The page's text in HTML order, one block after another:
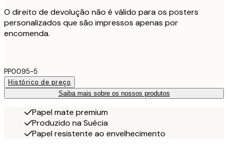
O direito de devolução não é válido para os posters
personalizados que são impressos apenas por
encomenda.
PP0095-5
Histórico de preço
Saiba mais sobre os nossos produtos
Papel mate premium
Produzido na Suécia
Papel resistente ao envelhecimento